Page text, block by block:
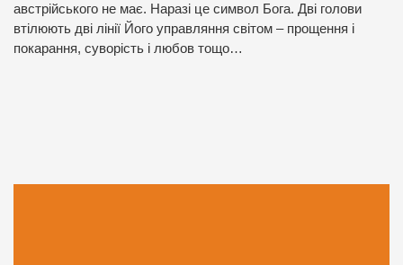
австрійського не має. Наразі це символ Бога. Дві голови
втілюють дві лінії Його управляння світом – прощення і
покарання, суворість і любов тощо…